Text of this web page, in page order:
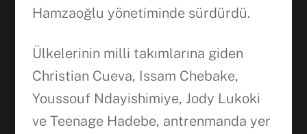
Hamzaoğlu yönetiminde sürdürdü.
Ülkelerinin milli takımlarına giden
Christian Cueva, Issam Chebake,
Youssouf Ndayishimiye, Jody Lukoki
ve Teenage Hadebe, antrenmanda yer